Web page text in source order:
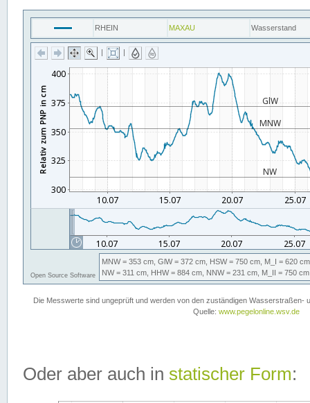
Oder aber auch in statischer Form: